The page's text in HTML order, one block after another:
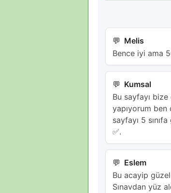
Melis
Bence iyi ama
Kumsal
Bu sayfayı
yapıyorum ben
sayfayı 5
✅️.
Eslem
Bu acayip
Sınavdan yüz